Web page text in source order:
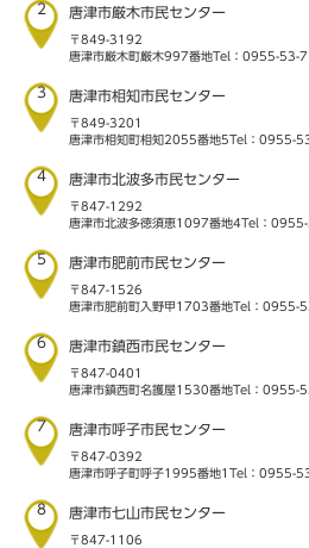
2 唐津市厳木市民センター
〒849-3192
唐津市厳木町厳木997番地Tel：0955-53-
3 唐津市相知市民センター
〒849-3201
唐津市相知町相知2055番地5Tel：0955-
4 唐津市北波多市民センター
〒847-1292
唐津市北波多徳須恵1097番地4Tel：
5 唐津市肥前市民センター
〒847-1526
唐津市肥前町入野甲1703番地Tel：0955-
6 唐津市鎮西市民センター
〒847-0401
唐津市鎮西町名護屋1530番地Tel：0955-
7 唐津市呼子市民センター
〒847-0392
唐津市呼子町呼子1995番地1 Tel：0955-
8 唐津市七山市民センター
〒847-1106